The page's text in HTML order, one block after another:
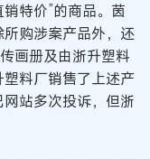
特价”的商品。茵
购涉案产品外，还
画册及由浙升塑料
料厂销售了上述产
站多次投诉，但浙